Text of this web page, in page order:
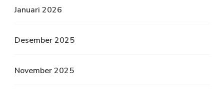
Januari 2026
Desember 2025
November 2025